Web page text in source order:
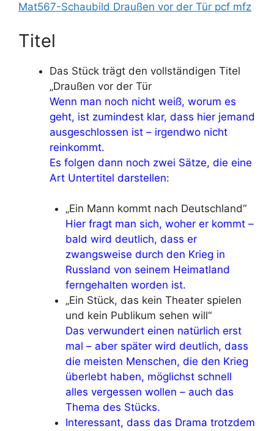
Mat567-Schaubild Draußen vor der Tür pcf mfz
Titel
Das Stück trägt den vollständigen Titel
„Draußen vor der Tür
Wenn man noch nicht weiß, worum es
geht, ist zumindest klar, dass hier jemand
ausgeschlossen ist – irgendwo nicht
reinkommt.
Es folgen dann noch zwei Sätze, die eine
Art Untertitel darstellen:
„Ein Mann kommt nach Deutschland“
Hier fragt man sich, woher er kommt –
bald wird deutlich, dass er
zwangsweise durch den Krieg in
Russland von seinem Heimatland
ferngehalten worden ist.
„Ein Stück, das kein Theater spielen
und kein Publikum sehen will“
Das verwundert einen natürlich erst
mal – aber später wird deutlich, dass
die meisten Menschen, die den Krieg
überlebt haben, möglichst schnell
alles vergessen wollen – auch das
Thema des Stücks.
Interessant, dass das Drama trotzdem